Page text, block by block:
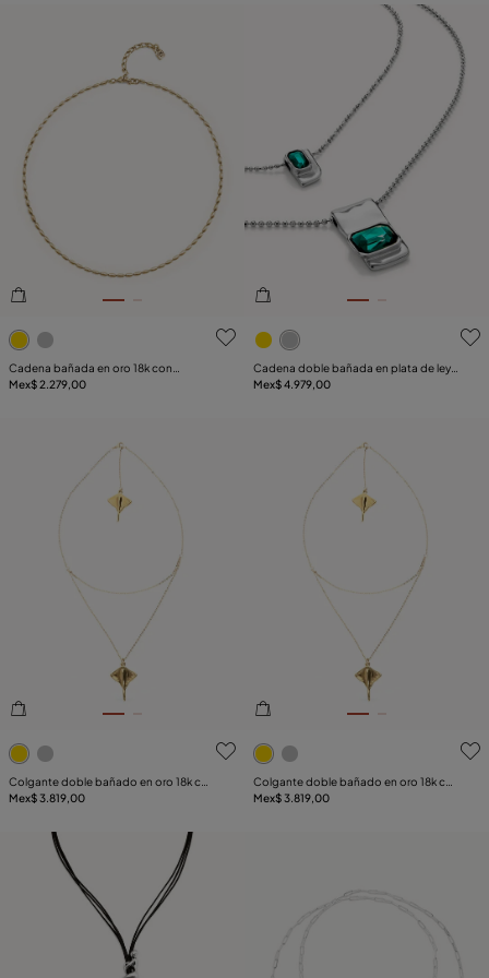
5de 5 Valoración del cliente
Cadena bañada en oro 18k con
eslabones ovalados finos
Mex$ 2.279,00
4.3de 5 Valoración del
Cadena doble bañada en plata de ley
con cristales verdes
Mex$ 4.979,00
4.1de 5 Valoración del cliente
Colgante doble bañado en oro 18k con
mantarraya
Mex$ 3.819,00
4.1de 5 Valoración del
Colgante doble bañado en oro 18k con
mantarraya
Mex$ 3.819,00